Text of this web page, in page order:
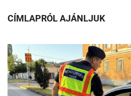
CÍMLAPRÓL AJÁNLJUK